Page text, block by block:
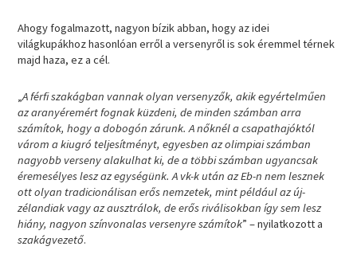
Ahogy fogalmazott, nagyon bízik abban, hogy az idei
világkupákhoz hasonlóan erről a versenyről is sok éremmel térnek
majd haza, ez a cél.
„A férfi szakágban vannak olyan versenyzők, akik egyértelműen
az aranyéremért fognak küzdeni, de minden számban arra
számítok, hogy a dobogón zárunk. A nőknél a csapathajóktól
várom a kiugró teljesítményt, egyesben az olimpiai számban
nagyobb verseny alakulhat ki, de a többi számban ugyancsak
éremesélyes lesz az egységünk. A vk-k után az Eb-n nem lesznek
ott olyan tradicionálisan erős nemzetek, mint például az új-
zélandiak vagy az ausztrálok, de erős riválisokban így sem lesz
hiány, nagyon színvonalas versenyre számítok” – nyilatkozott a
szakágvezető.